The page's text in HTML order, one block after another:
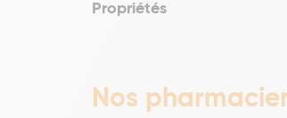
Propriétés
Nos